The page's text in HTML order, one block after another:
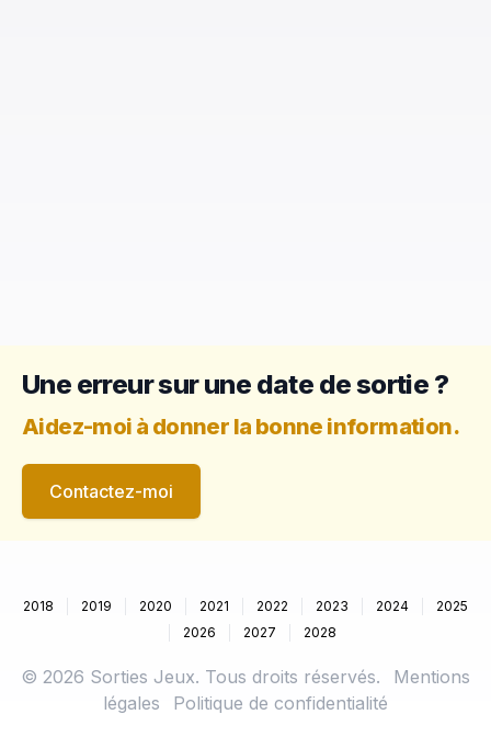
Une erreur sur une date de sortie ?
Aidez-moi à donner la bonne information.
Contactez-moi
2018 2019 2020 2021 2022 2023 2024
2025
2026
2027 2028
© 2026 Sorties Jeux. Tous droits réservés.
Mentions
légales
Politique de confidentialité